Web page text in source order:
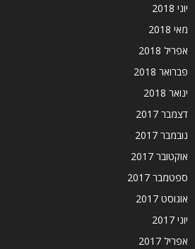
יוני 2018
מאי 2018
אפריל 2018
פברואר 2018
ינואר 2018
דצמבר 2017
נובמבר 2017
אוקטובר 2017
ספטמבר 2017
אוגוסט 2017
יוני 2017
אפריל 2017